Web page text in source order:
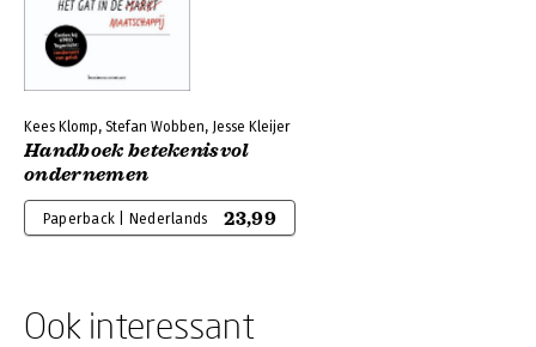
Kees Klomp, Stefan Wobben, Jesse Kleijer
Handboek betekenisvol
ondernemen
Paperback | Nederlands 23,99
Ook interessant